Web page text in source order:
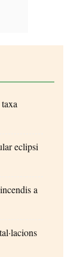
eclipsi
a